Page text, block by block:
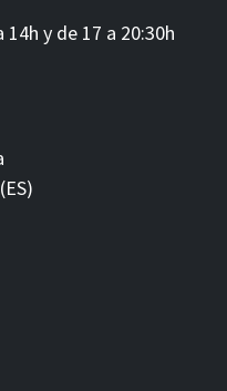
14h y de 17 a 20:30h